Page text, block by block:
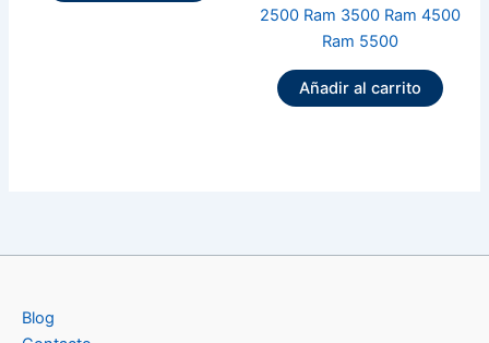
2500 Ram 3500 Ram 4500
Ram 5500
Añadir al carrito
Blog